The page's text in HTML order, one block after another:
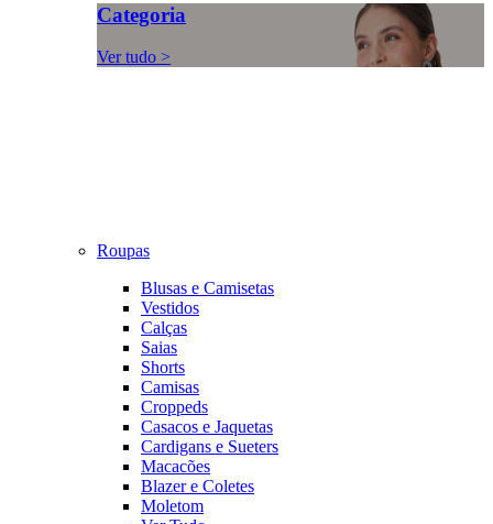
Categoria
Ver tudo >
Roupas
Blusas e Camisetas
Vestidos
Calças
Saias
Shorts
Camisas
Croppeds
Casacos e Jaquetas
Cardigans e Sueters
Macacões
Blazer e Coletes
Moletom